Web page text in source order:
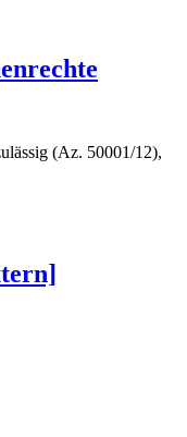
(Az. 50001/12),